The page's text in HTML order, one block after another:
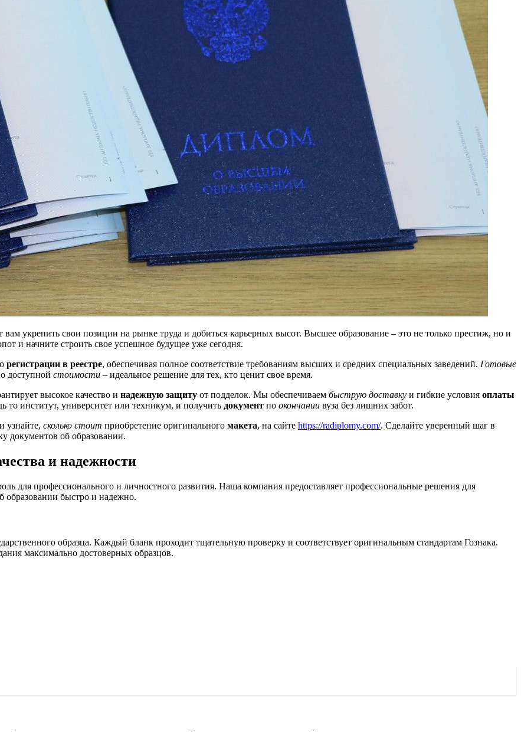
укрепить свои позиции на рынке труда и добиться карьерных высот. Высшее образование – это не только престиж, но и
и начните строить свое успешное будущее уже сегодня.
регистрации в реестре, обеспечивая полное соответствие требованиям высших и средних специальных заведений. Готовые
доступной стоимости – идеальное решение для тех, кто ценит свое время.
высокое качество и надежную защиту от подделок. Мы обеспечиваем быструю доставку и гибкие условия оплаты
то институт, университет или техникум, и получить документ по окончании вуза без лишних забот.
узнайте, сколько стоит приобретение оригинального макета, на сайте https://radiplomy.com/. Сделайте уверенный шаг в
документов об образовании.
и надежности
для профессионального и личностного развития. Наша компания предоставляет профессиональные решения для
образовании быстро и надежно.
образца. Каждый бланк проходит тщательную проверку и соответствует оригинальным стандартам Гознака.
максимально достоверных образцов.